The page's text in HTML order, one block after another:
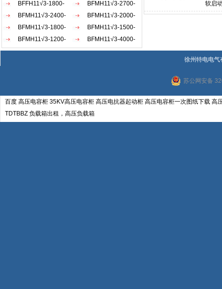
1×3W
1×3W
BFFH11√3-1800-
1×3W
BFMH11√3-2700-
1×3W
BFMH11√3-2400-
1×3W
BFMH11√3-2000-
1×3W
BFMH11√3-1800-
1×3W
BFMH11√3-1500-
1×3W
BFMH11√3-1200-
1×3W
BFMH11√3-4000-
1×3W
调式
一次
电厂
精确
验、
面的
软启
空环
板，
启动
电气
起动
徐州特电电气
苏公网安备
百度 高压电容柜 35KV高压电容柜 高压电抗器起动柜 高压电容柜一次图纸下载 高
TDTBBZ 负载箱出租，高压负载箱